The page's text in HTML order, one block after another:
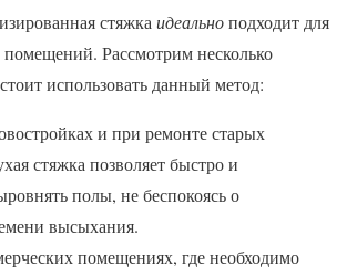
стяжка идеальноподходит для
Рассмотрим несколько
использовать данный метод:
и при ремонте старых
стяжка позволяет быстро и
полы, не беспокоясь о
высыхания.
помещениях, где необходимо